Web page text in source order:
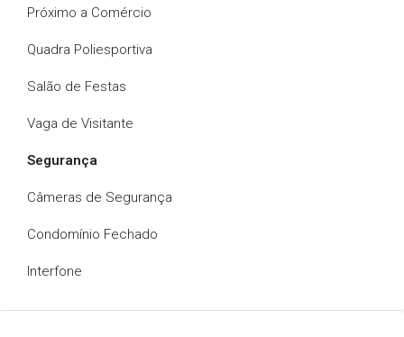
Próximo a Comércio
Quadra Poliesportiva
Salão de Festas
Vaga de Visitante
Segurança
Câmeras de Segurança
Condomínio Fechado
Interfone